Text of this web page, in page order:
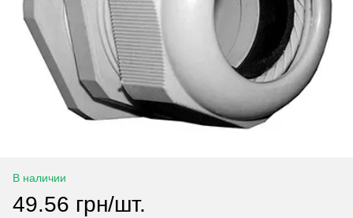
В наличии
49.56 грн/шт.